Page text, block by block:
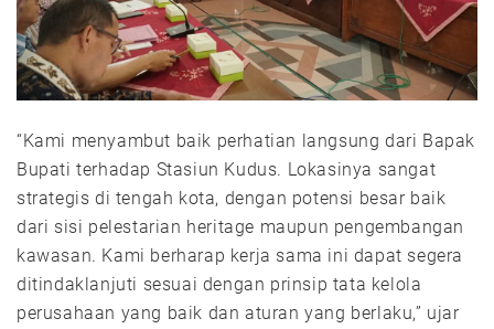
“Kami menyambut baik perhatian langsung dari Bapak
Bupati terhadap Stasiun Kudus. Lokasinya sangat
strategis di tengah kota, dengan potensi besar baik
dari sisi pelestarian heritage maupun pengembangan
kawasan. Kami berharap kerja sama ini dapat segera
ditindaklanjuti sesuai dengan prinsip tata kelola
perusahaan yang baik dan aturan yang berlaku,” ujar